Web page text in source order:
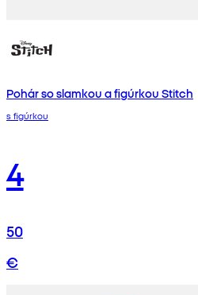
Pohár so slamkou a figúrkou Stitch
s figúrkou
4
50
€